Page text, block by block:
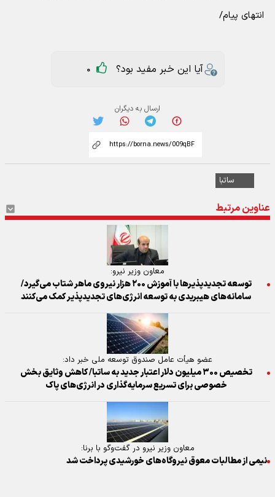
انتهای پیام/
آیا این خبر مفید بود؟ 0
ارسال به دیگران
ساتبا
عناوین مرتبط
معاون وزیر نیرو:
توسعه تجدیدپذیرها با آموزش ۲۰۰ هزار نیروی ماهر شتاب می‌گیرد/
سامانه‌های هیبریدی به توسعه انرژی‌های تجدیدپذیر کمک می‌کنند
عضو هیأت عامل صندوق توسعه ملی خبر داد:
تخصیص ۳۰۰ میلیون دلار اعتبار جدید به ساتبا/ کاهش وثایق بخش
خصوصی برای تسریع سرمایه‌گذاری در انرژی‌های پاک
معاون وزیر نیرو در گفت‌و‌گو با برنا:
نیمی از مطالبات معوق نیروگاه‌های خورشیدی پرداخت شد